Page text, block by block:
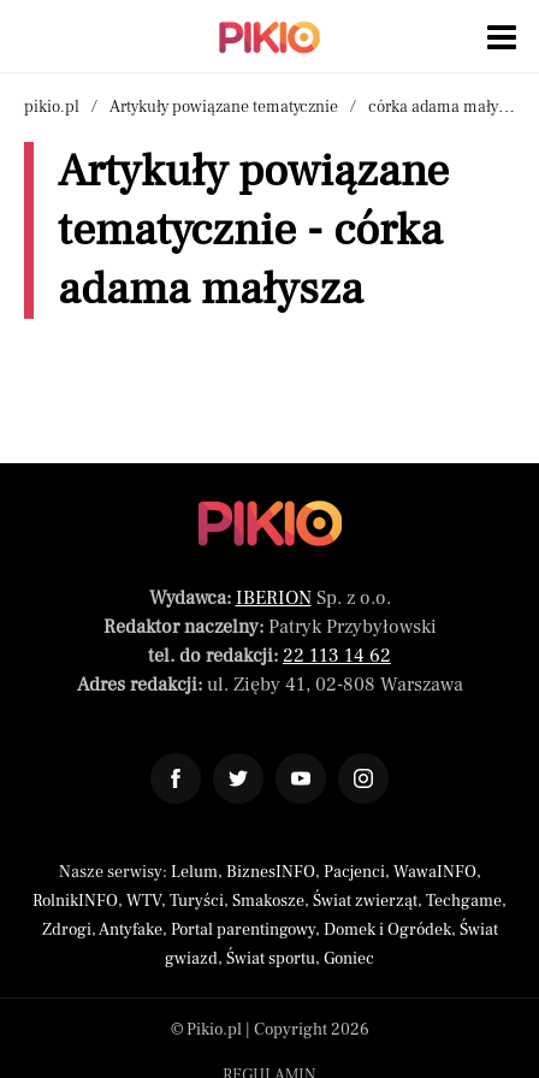
pikio.pl Artykuły powiązane tematycznie córka adama małysza
Artykuły powiązane
tematycznie - córka
adama małysza
Wydawca: IBERIONSp. z o.o.
Redaktor naczelny:Patryk Przybyłowski
tel. do redakcji: 22 113 14 62
Adres redakcji:ul. Zięby 41, 02-808 Warszawa
Nasze serwisy: Lelum, BiznesINFO, Pacjenci, WawaINFO,
RolnikINFO, WTV, Turyści, Smakosze, Świat zwierząt, Techgame,
Zdrogi,Antyfake, Portal parentingowy, Domek i Ogródek, Świat
gwiazd, Świat sportu, Goniec
© Pikio.pl | Copyright 2026